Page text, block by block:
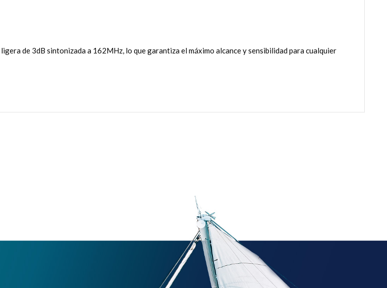
de 3dB sintonizada a 162MHz, lo que garantiza el máximo alcance y sensibilidad para cualquier